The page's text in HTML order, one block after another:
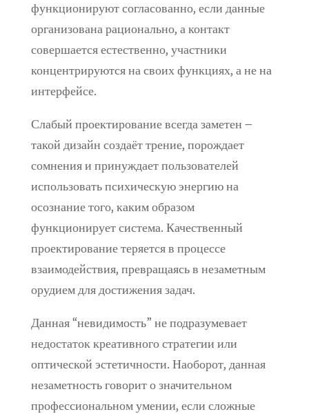
функционируют согласованно, если данные
организована рационально, а контакт
совершается естественно, участники
концентрируются на своих функциях, а не на
интерфейсе.
Слабый проектирование всегда заметен –
такой дизайн создаёт трение, порождает
сомнения и принуждает пользователей
использовать психическую энергию на
осознание того, каким образом
функционирует система. Качественный
проектирование теряется в процессе
взаимодействия, превращаясь в незаметным
орудием для достижения задач.
Данная “невидимость” не подразумевает
недостаток креативного стратегии или
оптической эстетичности. Наоборот, данная
незаметность говорит о значительном
профессиональном умении, если сложные